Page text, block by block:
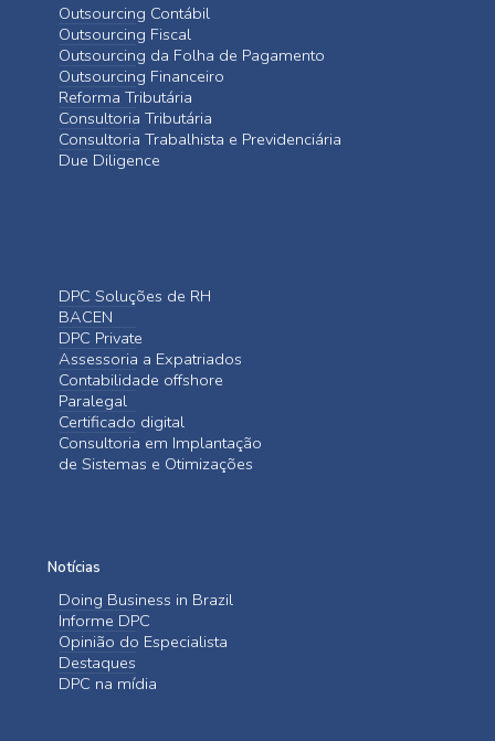
Outsourcing Contábil
Outsourcing Fiscal
Outsourcing da Folha de Pagamento
Outsourcing Financeiro
Reforma Tributária
Consultoria Tributária
Consultoria Trabalhista e Previdenciária
Due Diligence
DPC Soluções de RH
BACEN
DPC Private
Assessoria a Expatriados
Contabilidade offshore
Paralegal
Certificado digital
Consultoria em Implantação
de Sistemas e Otimizações
Notícias
Doing Business in Brazil
Informe DPC
Opinião do Especialista
Destaques
DPC na mídia